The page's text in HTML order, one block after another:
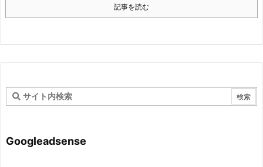
記事を読む
Googleadsense